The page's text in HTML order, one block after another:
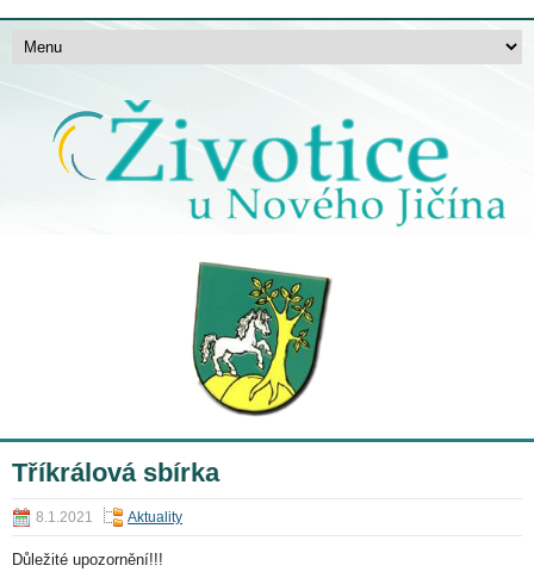
Tříkrálová sbírka
8.1.2021 Aktuality
Důležité upozornění!!!